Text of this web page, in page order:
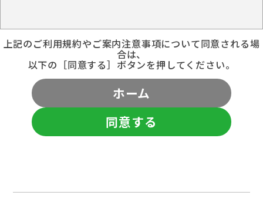
上記のご利用規約やご案内注意事項について同意される場
合は、
以下の［同意する］ボタンを押してください。
ホーム
同意する